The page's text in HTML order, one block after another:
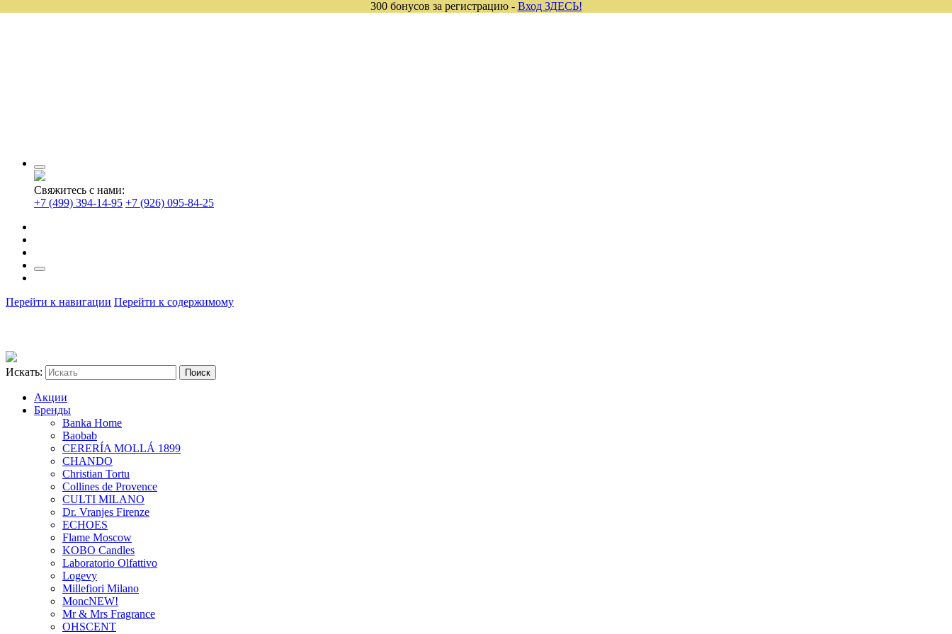
Свяжитесь с нами:
+7 (499) 394-14-95 +7 (926) 095-84-25
Перейти к навигации Перейти к содержимому
Искать:
Акции
Бренды
Banka Home
Baobab
CERERÍA MOLLÁ 1899
CHANDO
Christian Tortu
Collines de Provence
CULTI MILANO
Dr. Vranjes Firenze
ECHOES
Flame Moscow
KOBO Candles
Laboratorio Olfattivo
Logevy
Millefiori Milano
MoncNEW!
Mr & Mrs Fragrance
OHSCENT
300 бонусов за регистрацию - Вход ЗДЕСЬ!